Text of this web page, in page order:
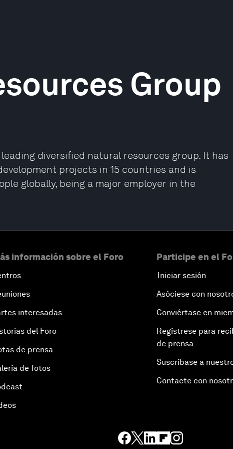
Group
leading diversified natural resources group. It has
projects in 15 countries and is
globally, being a major employer in the
información sobre el Foro
interesadas
del Foro
de prensa
de fotos
Participe en el
Iniciar sesión
Asóciese con
Conviértase en
Regístrese para
de prensa
Suscríbase a
Contacte con